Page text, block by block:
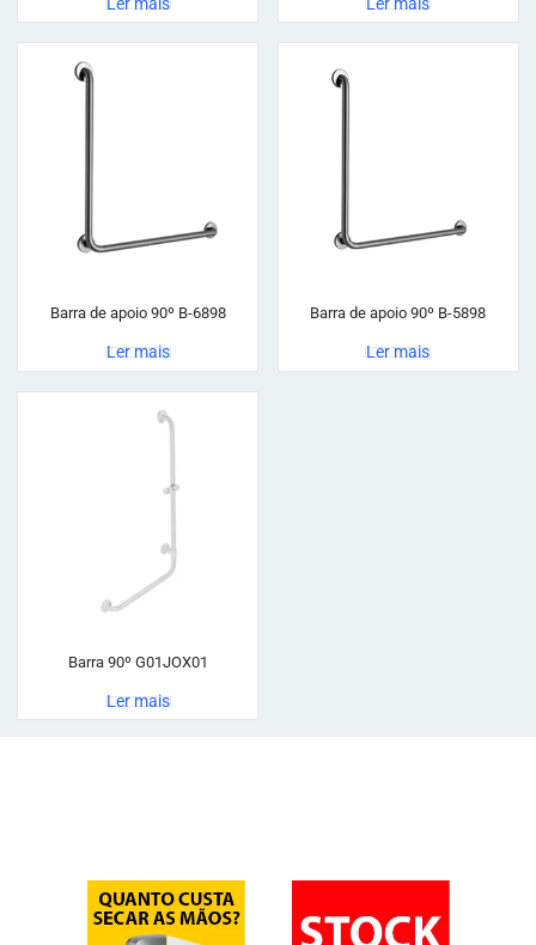
Barra de apoio 90º B-6898
Ler mais
Barra de apoio 90º B-5898
Ler mais
Barra 90º G01JOX01
Ler mais